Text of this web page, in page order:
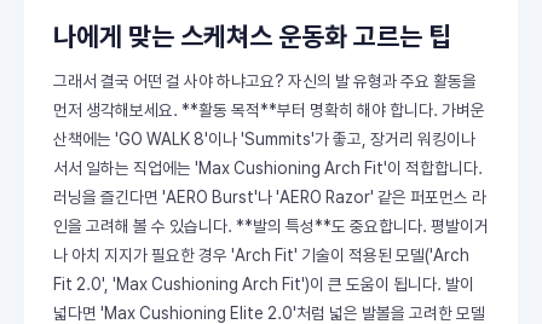
나에게 맞는 스케쳐스 운동화 고르는 팁
그래서 결국 어떤 걸 사야 하냐고요? 자신의 발 유형과 주요 활동을
먼저 생각해보세요. **활동 목적**부터 명확히 해야 합니다. 가벼운
산책에는 'GO WALK 8'이나 'Summits'가 좋고, 장거리 워킹이나
서서 일하는 직업에는 'Max Cushioning Arch Fit'이 적합합니다.
러닝을 즐긴다면 'AERO Burst'나 'AERO Razor' 같은 퍼포먼스 라
인을 고려해 볼 수 있습니다. **발의 특성**도 중요합니다. 평발이거
나 아치 지지가 필요한 경우 'Arch Fit' 기술이 적용된 모델('Arch
Fit 2.0', 'Max Cushioning Arch Fit')이 큰 도움이 됩니다. 발이
넓다면 'Max Cushioning Elite 2.0'처럼 넓은 발볼을 고려한 모델